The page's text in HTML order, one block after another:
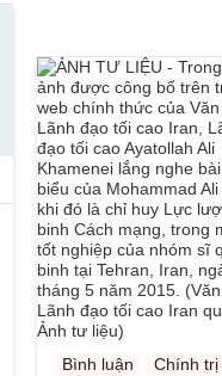
Bình luận
Chính trị